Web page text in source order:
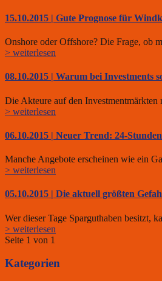
15.10.2015 | Gute Prognose für
Onshore oder Offshore? Die Frage, ob
> weiterlesen
08.10.2015 | Warum bei Investments
Die Akteure auf den
> weiterlesen
06.10.2015 | Neuer Trend: 24-
Manche Angebote erscheinen wie ein
> weiterlesen
05.10.2015 | Die aktuell größten
Wer dieser Tage Sparguthaben besitzt,
> weiterlesen
Seite 1 von 1
Kategorien